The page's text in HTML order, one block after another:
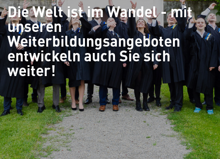
Die Welt ist im Wandel - mit
unseren
Weiterbildungsangeboten
entwickeln auch Sie sich
weiter!